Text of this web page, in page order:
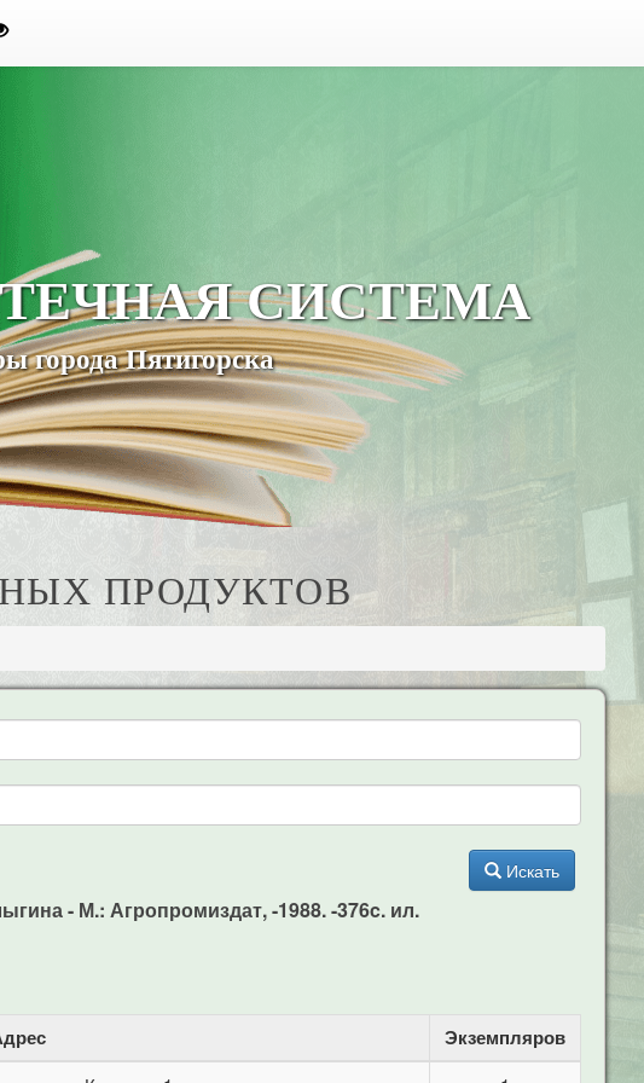
СИСТЕМА
города Пятигорска
ПРОДУКТОВ
Искать
- М.: Агропромиздат, -1988. -376c. ил.
Экземпляров